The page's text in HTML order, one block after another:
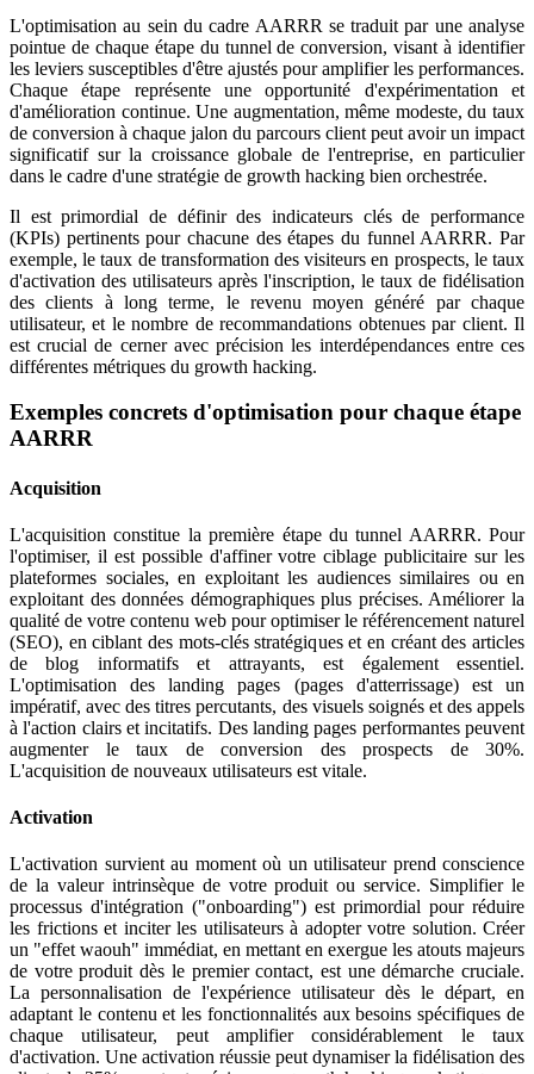
L'optimisation au sein du cadre AARRR se traduit par une analyse
pointue de chaque étape du tunnel de conversion, visant à identifier
les leviers susceptibles d'être ajustés pour amplifier les performances.
Chaque étape représente une opportunité d'expérimentation et
d'amélioration continue. Une augmentation, même modeste, du taux
de conversion à chaque jalon du parcours client peut avoir un impact
significatif sur la croissance globale de l'entreprise, en particulier
dans le cadre d'une stratégie de growth hacking bien orchestrée.
Il est primordial de définir des indicateurs clés de performance
(KPIs) pertinents pour chacune des étapes du funnel AARRR. Par
exemple, le taux de transformation des visiteurs en prospects, le taux
d'activation des utilisateurs après l'inscription, le taux de fidélisation
des clients à long terme, le revenu moyen généré par chaque
utilisateur, et le nombre de recommandations obtenues par client. Il
est crucial de cerner avec précision les interdépendances entre ces
différentes métriques du growth hacking.
Exemples concrets d'optimisation pour chaque étape
AARRR
Acquisition
L'acquisition constitue la première étape du tunnel AARRR. Pour
l'optimiser, il est possible d'affiner votre ciblage publicitaire sur les
plateformes sociales, en exploitant les audiences similaires ou en
exploitant des données démographiques plus précises. Améliorer la
qualité de votre contenu web pour optimiser le référencement naturel
(SEO), en ciblant des mots-clés stratégiques et en créant des articles
de blog informatifs et attrayants, est également essentiel.
L'optimisation des landing pages (pages d'atterrissage) est un
impératif, avec des titres percutants, des visuels soignés et des appels
à l'action clairs et incitatifs. Des landing pages performantes peuvent
augmenter le taux de conversion des prospects de 30%.
L'acquisition de nouveaux utilisateurs est vitale.
Activation
L'activation survient au moment où un utilisateur prend conscience
de la valeur intrinsèque de votre produit ou service. Simplifier le
processus d'intégration ("onboarding") est primordial pour réduire
les frictions et inciter les utilisateurs à adopter votre solution. Créer
un "effet waouh" immédiat, en mettant en exergue les atouts majeurs
de votre produit dès le premier contact, est une démarche cruciale.
La personnalisation de l'expérience utilisateur dès le départ, en
adaptant le contenu et les fonctionnalités aux besoins spécifiques de
chaque utilisateur, peut amplifier considérablement le taux
d'activation. Une activation réussie peut dynamiser la fidélisation des